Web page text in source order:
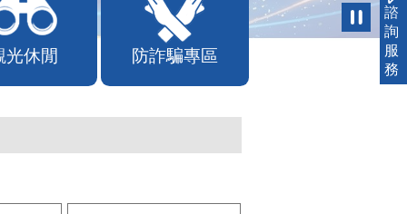
光休閒 防詐騙專區
諮
詢
服
務